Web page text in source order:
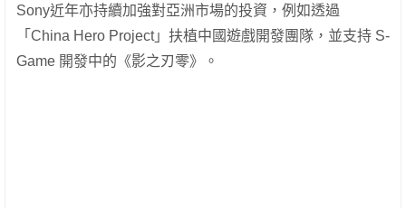
Sony近年亦持續加強對亞洲市場的投資，例如透過
「China Hero Project」扶植中國遊戲開發團隊，並支持 S-
Game 開發中的《影之刃零》。